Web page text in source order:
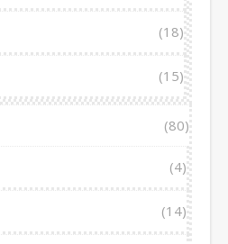
(18)
(15)
(80)
(4)
(14)